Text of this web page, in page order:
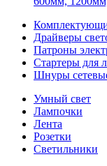
Драйверы
Патроны
Стартеры для
Шнуры
Умный свет
Лампочки
Лента
Розетки
Светильники